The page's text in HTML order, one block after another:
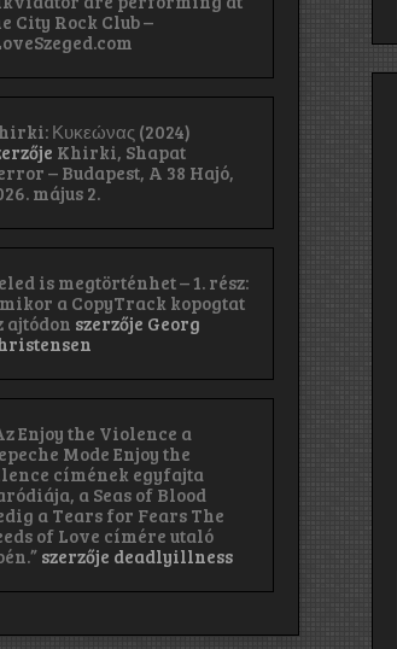
City Rock Club –
Κ​υ​κ​ε​ώ​ν​α​ς (2024)
Khirki, Shapat
– Budapest, A 38 Hajó,
május 2.
is megtörténhet – 1. rész:
a CopyTrack kopogtat
ajtódon szerzője Georg
Enjoy the Violence a
Mode Enjoy the
címének egyfajta
a Seas of Blood
a Tears for Fears The
of Love címére utaló
szerzője deadlyillness